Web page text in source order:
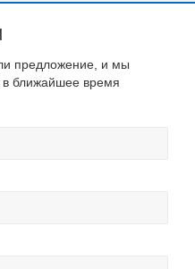
предложение, и мы
в ближайшее время